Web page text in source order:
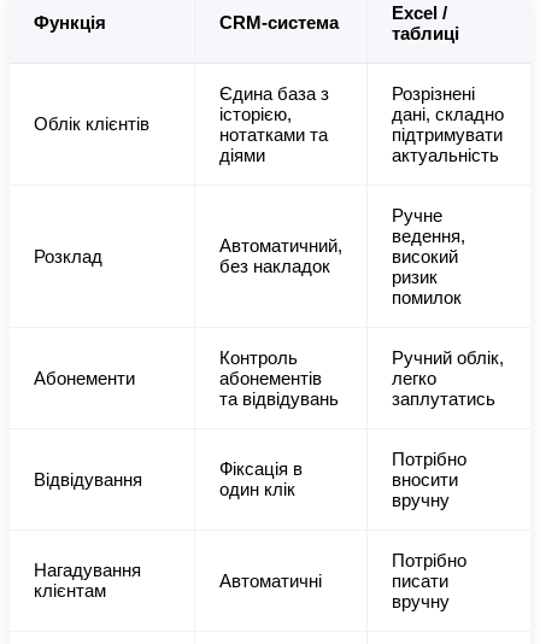
Функція CRM-система
Excel /
таблиці
Облік клієнтів
Єдина база з
історією,
нотатками та
діями
Розрізнені
дані, складно
підтримувати
актуальність
Розклад
Автоматичний,
без накладок
Ручне
ведення,
високий
ризик
помилок
Абонементи
Контроль
абонементів
та відвідувань
Ручний облік,
легко
заплутатись
Відвідування
Фіксація в
один клік
Потрібно
вносити
вручну
Нагадування
клієнтам
Автоматичні
Потрібно
писати
вручну